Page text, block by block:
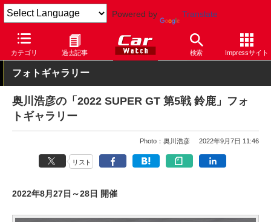
Powered by Translate
カテゴリ 過去記事 検索 Impressサイト
Car Watch モータースポーツ SUPER GT
フォトギャラリー
奥川浩彦の「2022 SUPER GT 第5戦 鈴鹿」フォ
トギャラリー
Photo：奥川浩彦 2022年9月7日 11:46
リスト
2022年8月27日～28日 開催